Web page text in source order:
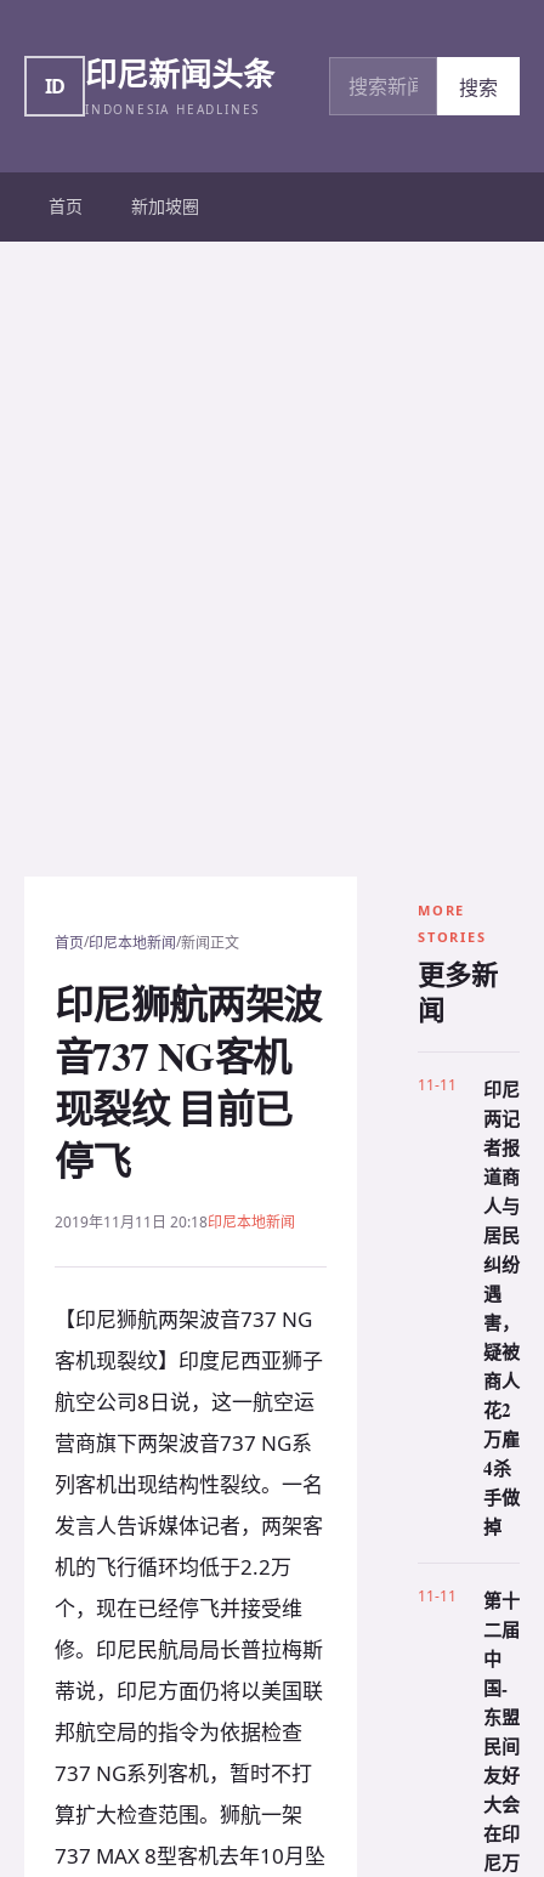
ID 印尼新闻头条
INDONESIA HEADLINES
搜索新闻
搜索
首页 新加坡圈
首页/印尼本地新闻/新闻正文
印尼狮航两架波
音737 NG客机
现裂纹 目前已
停飞
2019年11月11日 20:18印尼本地新闻
【印尼狮航两架波音737 NG
客机现裂纹】印度尼西亚狮子
航空公司8日说，这一航空运
营商旗下两架波音737 NG系
列客机出现结构性裂纹。一名
发言人告诉媒体记者，两架客
机的飞行循环均低于2.2万
个，现在已经停飞并接受维
修。印尼民航局局长普拉梅斯
蒂说，印尼方面仍将以美国联
邦航空局的指令为依据检查
737 NG系列客机，暂时不打
算扩大检查范围。狮航一架
737 MAX 8型客机去年10月坠
MORE
STORIES
更多新
闻
11-11
印尼
两记
者报
道商
人与
居民
纠纷
遇
害，
疑被
商人
花2
万雇
4杀
手做
掉
11-11
第十
二届
中
国-
东盟
民间
友好
大会
在印
尼万